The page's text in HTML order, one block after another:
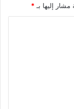
مشار إليها بـ *